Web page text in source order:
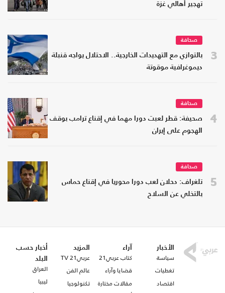
تهجير أهالي غزة
3
صحافة
بالتوازي مع التهديدات الخارجية.. الاحتلال يواجه قنبلة
ديموغرافية موقوتة
4
صحافة
صحيفة: قطر لعبت دورا مهما في إقناع ترامب بوقف
الهجوم على إيران
5
صحافة
تلغراف: دحلان لعب دورا محوريا في إقناع حماس
بالتخلي عن السلاح
الأخبار
سياسة
تغطيات
اقتصاد
آراء
كتاب عربي21
قضايا وآراء
مقالات مختارة
المزيد
عربي21 TV
عالم الفن
تكنولوجيا
أخبار حسب
البلد
العراق
ليبيا